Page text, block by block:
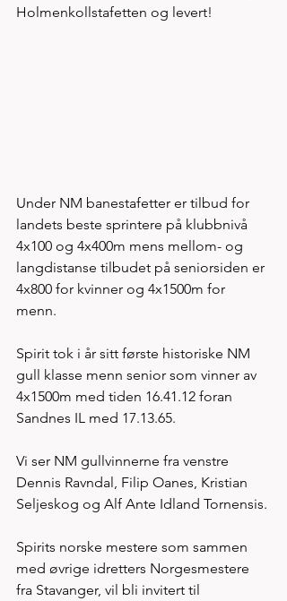
Holmenkollstafetten og levert!
Under NM banestafetter er tilbud for
landets beste sprintere på klubbnivå
4x100 og 4x400m mens mellom- og
langdistanse tilbudet på seniorsiden er
4x800 for kvinner og 4x1500m for
menn.
Spirit tok i år sitt første historiske NM
gull klasse menn senior som vinner av
4x1500m med tiden 16.41.12 foran
Sandnes IL med 17.13.65.
Vi ser NM gullvinnerne fra venstre
Dennis Ravndal, Filip Oanes, Kristian
Seljeskog og Alf Ante Idland Tornensis.
Spirits norske mestere som sammen
med øvrige idretters Norgesmestere
fra Stavanger, vil bli invitert til